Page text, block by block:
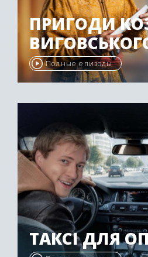
ПРИГОДИ
Полные епизоды
ТАКСІ ДЛЯ